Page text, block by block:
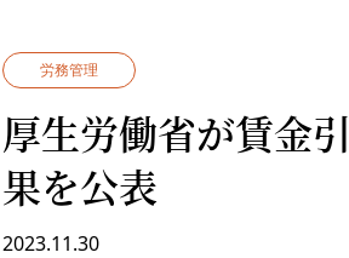
労務管理
厚生労働省が賃金
果を公表
2023.11.30